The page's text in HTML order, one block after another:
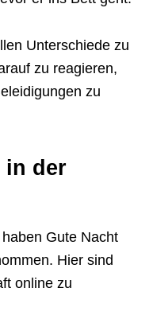
Unterschiede zu
zu reagieren,
zu
in der
Gute Nacht
Hier sind
online zu